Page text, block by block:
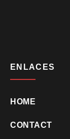
ENLACES
HOME
CONTACT